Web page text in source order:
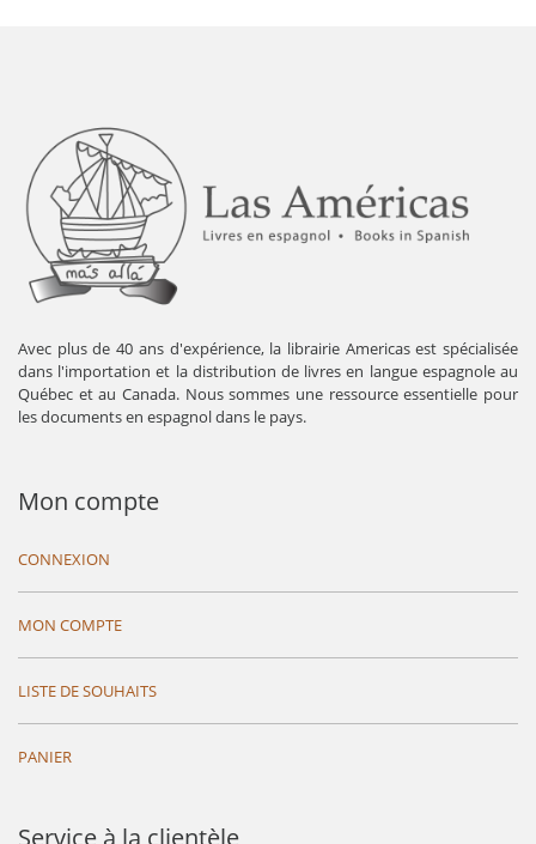
Avec plus de 40 ans d'expérience, la librairie Americas est spécialisée
dans l'importation et la distribution de livres en langue espagnole au
Québec et au Canada. Nous sommes une ressource essentielle pour
les documents en espagnol dans le pays.
Mon compte
CONNEXION
MON COMPTE
LISTE DE SOUHAITS
PANIER